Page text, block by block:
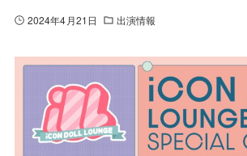
2024年4月21日 出演情報